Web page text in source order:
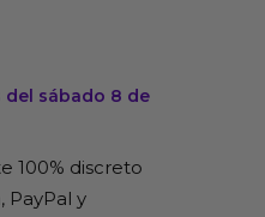
del sábado 8 de
100% discreto
PayPal y